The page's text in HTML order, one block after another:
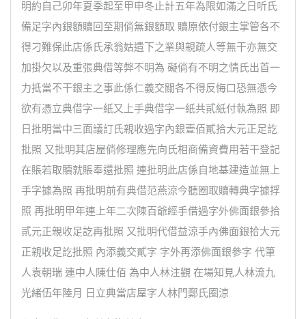
明約自己卯年夏季起至甲申冬止計五年為限如滿之日听氏
備足字內銀額贖回至期倘無銀額取 贖原依付銀主掌管各不
得刁難保此店係氏承翁姑遺下之業與親疏人等無干亦無交
加掛欠以及重張典借等弊不明為 礙倘有不明之情氏出首一
力抵當不干銀主之事此係仁義交關各不得反悔口恐無憑今
欲有憑立典借字一紙又上手典借字一紙共貳紙付執為照 即
日批明當中三面議訂氏親收過字內銀壹佰貳拾大元正足訖
批照 又批明其店屋倘修理應先向氏相商備資費用若干登記
在賬若取贖就賬奉還批照 連批明此店係自地基建造並無上
手字據為照 再批明前有典借范燕涼今聽圈取贖轉典字據捊
照 再批明甲年連上年二次陳百爺經手借過字外佛面銀參拾
貳元正親收足訖再批照 又批明代借益涼手內佛面銀拾大元
正親收足訖批照 內添義交貳字 字外再添佛面銀參字 代筆
人袁朝瑞 連中人陳仕佰 為中人林注觀 在場知見人林流九
光緒伍年陸月 日立典當店屋字人林門鄭氏圈涼